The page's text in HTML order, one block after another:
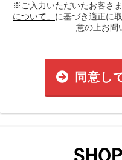
※ご入力いただいたお客さま
について」 に基づき適正に
意の上お問
同意し